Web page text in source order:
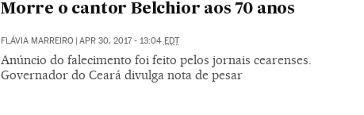
Morre o cantor Belchior aos 70 anos
FLÁVIA MARREIRO APR 30, 2017 - 13:04 EDT
Anúncio do falecimento foi feito pelos jornais cearenses.
Governador do Ceará divulga nota de pesar